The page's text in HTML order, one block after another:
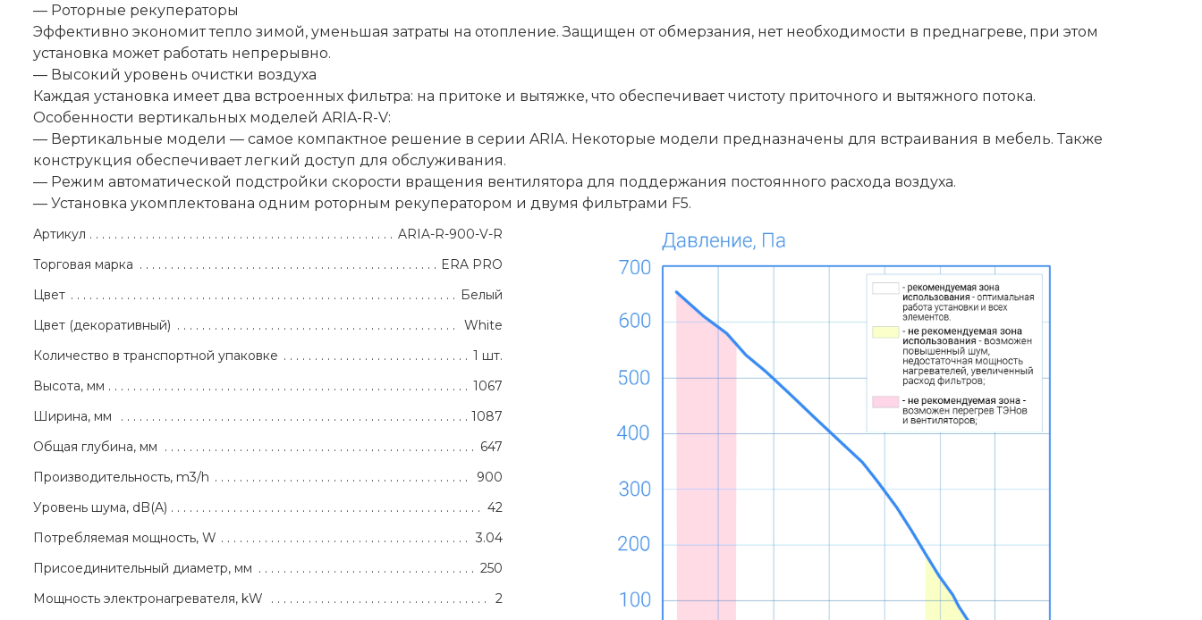
— Роторные рекуператоры
Эффективно экономит тепло зимой, уменьшая затраты на отопление. Защищен от обмерзания, нет необходимости в преднагреве, при этом
установка может работать непрерывно.
— Высокий уровень очистки воздуха
Каждая установка имеет два встроенных фильтра: на притоке и вытяжке, что обеспечивает чистоту приточного и вытяжного потока.
Особенности вертикальных моделей ARIA-R-V:
— Вертикальные модели — самое компактное решение в серии ARIA. Некоторые модели предназначены для встраивания в мебель. Также
конструкция обеспечивает легкий доступ для обслуживания.
— Режим автоматической подстройки скорости вращения вентилятора для поддержания постоянного расхода воздуха.
— Установка укомплектована одним роторным рекуператором и двумя фильтрами F5.
Артикул
ARIA-R-900-V-R
Торговая марка
ERA PRO
Цвет
Белый
Цвет (декоративный)
White
Количество в транспортной упаковке
1 шт.
Высота, мм
1067
Ширина, мм
1087
Общая глубина, мм
647
Производительность, m3/h
900
Уровень шума, dB(A)
42
Потребляемая мощность, W
3.04
Присоединительный диаметр, мм
250
Мощность электронагревателя, kW
2